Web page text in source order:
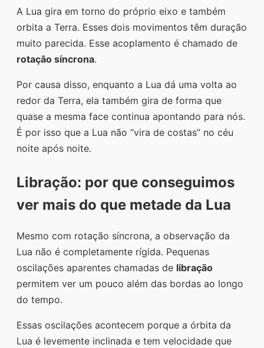
A Lua gira em torno do próprio eixo e também
orbita a Terra. Esses dois movimentos têm duração
muito parecida. Esse acoplamento é chamado de
rotação síncrona.
Por causa disso, enquanto a Lua dá uma volta ao
redor da Terra, ela também gira de forma que
quase a mesma face continua apontando para nós.
É por isso que a Lua não “vira de costas” no céu
noite após noite.
Libração: por que conseguimos
ver mais do que metade da Lua
Mesmo com rotação síncrona, a observação da
Lua não é completamente rígida. Pequenas
oscilações aparentes chamadas de libração
permitem ver um pouco além das bordas ao longo
do tempo.
Essas oscilações acontecem porque a órbita da
Lua é levemente inclinada e tem velocidade que